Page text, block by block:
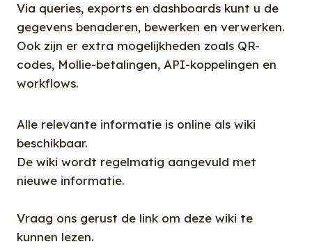
Via queries, exports en dashboards kunt u de
gegevens benaderen, bewerken en verwerken.
Ook zijn er extra mogelijkheden zoals QR-
codes, Mollie-betalingen, API-koppelingen en
workflows.
Alle relevante informatie is online als wiki
beschikbaar.
De wiki wordt regelmatig aangevuld met
nieuwe informatie.
Vraag ons gerust de link om deze wiki te
kunnen lezen.